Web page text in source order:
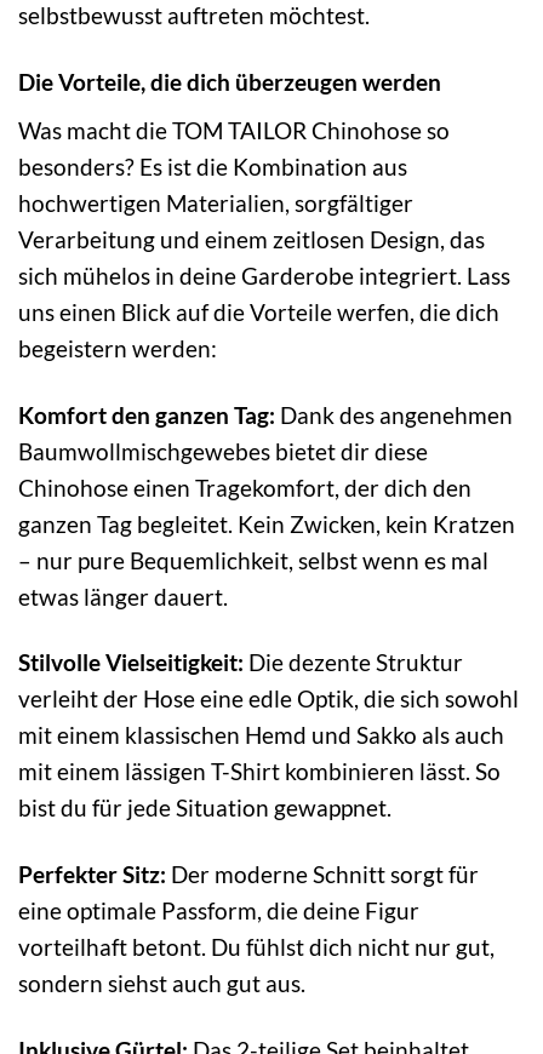
selbstbewusst auftreten möchtest.
Die Vorteile, die dich überzeugen werden
Was macht die TOM TAILOR Chinohose so
besonders? Es ist die Kombination aus
hochwertigen Materialien, sorgfältiger
Verarbeitung und einem zeitlosen Design, das
sich mühelos in deine Garderobe integriert. Lass
uns einen Blick auf die Vorteile werfen, die dich
begeistern werden:
Komfort den ganzen Tag: Dank des angenehmen
Baumwollmischgewebes bietet dir diese
Chinohose einen Tragekomfort, der dich den
ganzen Tag begleitet. Kein Zwicken, kein Kratzen
– nur pure Bequemlichkeit, selbst wenn es mal
etwas länger dauert.
Stilvolle Vielseitigkeit: Die dezente Struktur
verleiht der Hose eine edle Optik, die sich sowohl
mit einem klassischen Hemd und Sakko als auch
mit einem lässigen T-Shirt kombinieren lässt. So
bist du für jede Situation gewappnet.
Perfekter Sitz: Der moderne Schnitt sorgt für
eine optimale Passform, die deine Figur
vorteilhaft betont. Du fühlst dich nicht nur gut,
sondern siehst auch gut aus.